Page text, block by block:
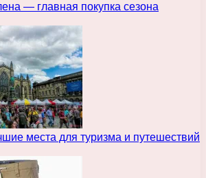
— главная покупка сезона
места для туризма и путешествий